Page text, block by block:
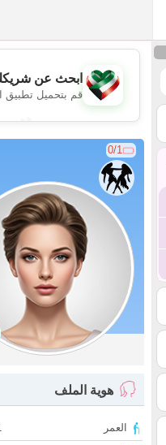
ابحث عن
قم بتحميل تطبيق
0/1
هوية الملف
العمر